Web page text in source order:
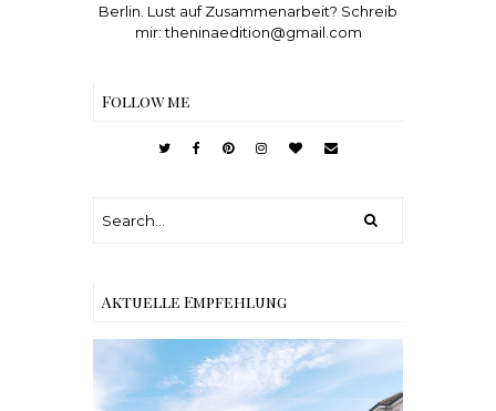
Berlin. Lust auf Zusammenarbeit? Schreib
mir: theninaedition@gmail.com
Follow me
Aktuelle Empfehlung